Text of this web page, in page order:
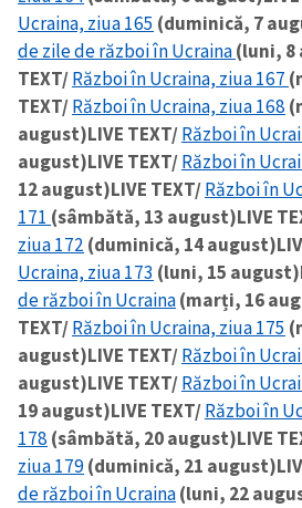
Ucraina, ziua 165 (duminică, 7
de zile de război în Ucraina(luni, 8
TEXT/Război în Ucraina, ziua 167
TEXT/Război în Ucraina, ziua 168
august)LIVE TEXT/Război în
august)LIVE TEXT/Război în
12 august)LIVE TEXT/Război în
171 (sâmbătă, 13 august)LIVE
ziua 172 (duminică, 14 august)
Ucraina, ziua 173 (luni, 15 august)
de război în Ucraina(marți, 16
TEXT/Război în Ucraina, ziua 175
august)LIVE TEXT/Război în
august)LIVE TEXT/Război în
19 august)LIVE TEXT/Război în
178 (sâmbătă, 20 august)LIVE
ziua 179(duminică, 21 august)
de război în Ucraina(luni, 22
CONTACT SURSĂ
Sursă anonimă
Nume+ Numele meu
Email+ Emailul meu
Telefon
+ Telefon personal
Am citit și sunt de
acord cupolitica de
confidențialitate.
TRIMITE ȘTIREA